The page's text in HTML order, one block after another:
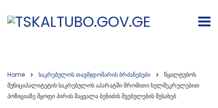
Home საკრებულოს თავმჯდომარის ბრძანებები
წყალტუბოს
მუნიციპალიტეტის საკრებულოს აპარატში შრომითი ხელშეკრულებით
პოზიციაზე მყოფი პირის მაყვალა ბენიძის შვებულების შესახებ